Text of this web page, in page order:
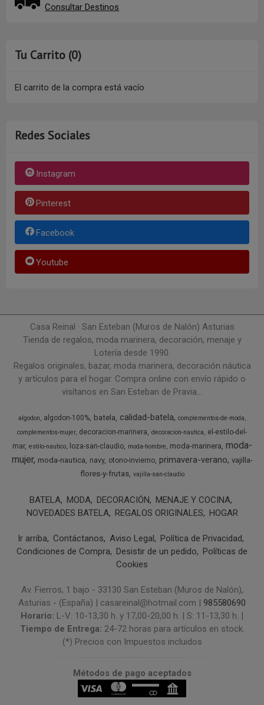
Consultar Destinos
Tu Carrito (0)
El carrito de la compra está vacío
Redes Sociales
Instagram
Pinterest
Facebook
Youtube
Casa Reinal · San Esteban (Muros de Nalón) Asturias
Tienda de regalos, moda marinera, decoración, menaje y
Lotería desde 1990.
Regalos originales, bazar, moda marinera, decoración náutica
y artículos para el hogar. Compra online con envío rápido o
visítanos en San Esteban de Pravia...
algodon algodon-100% batela calidad-batela
complementos-de-moda
complementos-mujer decoracion-marinera decoracion-nautica
el-estilo-del-
mar estilo-nautico loza-san-claudio moda-hombre moda-marinera moda-
mujer moda-nautica navy otono-invierno primavera-verano vajilla-
flores-y-frutas vajilla-san-claudio
BATELA MODA DECORACIÓN
MENAJE Y COCINA
NOVEDADES BATELA REGALOS ORIGINALES HOGAR
Ir arriba Contáctanos Aviso Legal
Política de Privacidad
Condiciones de Compra
Desistir de un pedido
Políticas de
Cookies
Av. Fierros, 1 bajo - 33130 San Esteban (Muros de Nalón),
Asturias - (España) | casareinal@hotmail.com | 985580690
Horario: L-V: 10-13,30 h. y 17,00-20,00 h. | S: 11-13,30 h. |
Tiempo de Entrega: 24-72 horas para artículos en stock.
(*) Precios con Impuestos incluidos
Métodos de pago aceptados